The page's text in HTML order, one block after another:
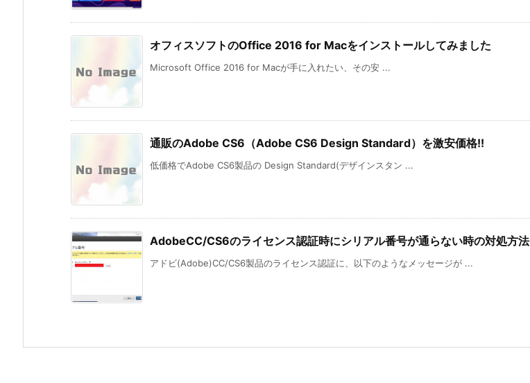
オフィスソフトのOffice 2016 for Macをインストールしてみました
Microsoft Office 2016 for Macが手に入れたい、その安 ...
通販のAdobe CS6（Adobe CS6 Design Standard）を激安価格!!
低価格でAdobe CS6製品の Design Standard(デザインスタン ...
AdobeCC/CS6のライセンス認証時にシリアル番号が通らない時の対処方法
アドビ(Adobe)CC/CS6製品のライセンス認証に、以下のようなメッセージが ...